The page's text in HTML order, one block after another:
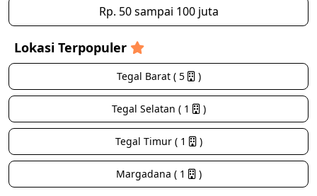
Rp. 50 sampai 100 juta
Lokasi Terpopuler
Tegal Barat ( 5 )
Tegal Selatan ( 1 )
Tegal Timur ( 1 )
Margadana ( 1 )